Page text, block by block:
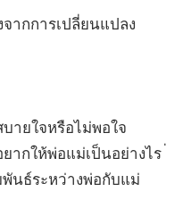
ากการเปลี่ยนแปลง
ายใจหรือไม่พอใจ
ากให้พ่อแม่เป็นอย่างไร
นธ์ระหว่างพ่อกับแม่